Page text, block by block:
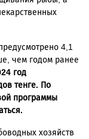
4,1
чем годом ранее
год
тенге. По
программы
хозяйств